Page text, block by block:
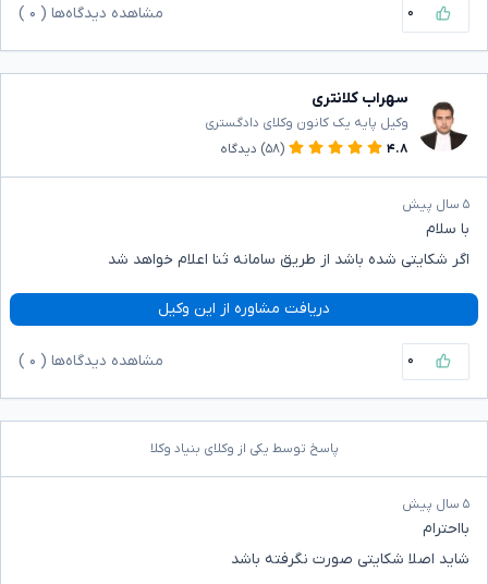
۰ مشاهده دیدگاه‌ها ( ۰
سهراب کلانتری
وکیل پایه یک کانون وکلای دادگستری
۴.۸
(۵۸) دیدگاه
۵ سال پیش
با سلام
اگر شکایتی شده باشد از طریق سامانه ثنا اعلام خواهد شد
دریافت مشاوره از این وکیل
۰ مشاهده دیدگاه‌ها ( ۰
پاسخ توسط یکی از وکلای بنیاد وکلا
۵ سال پیش
بااحترام
شاید اصلا شکایتی صورت نگرفته باشد